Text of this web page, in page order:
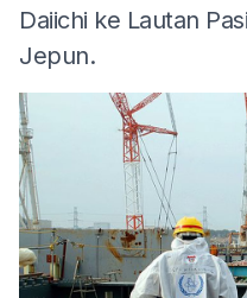
Daiichi ke Lautan
Jepun.